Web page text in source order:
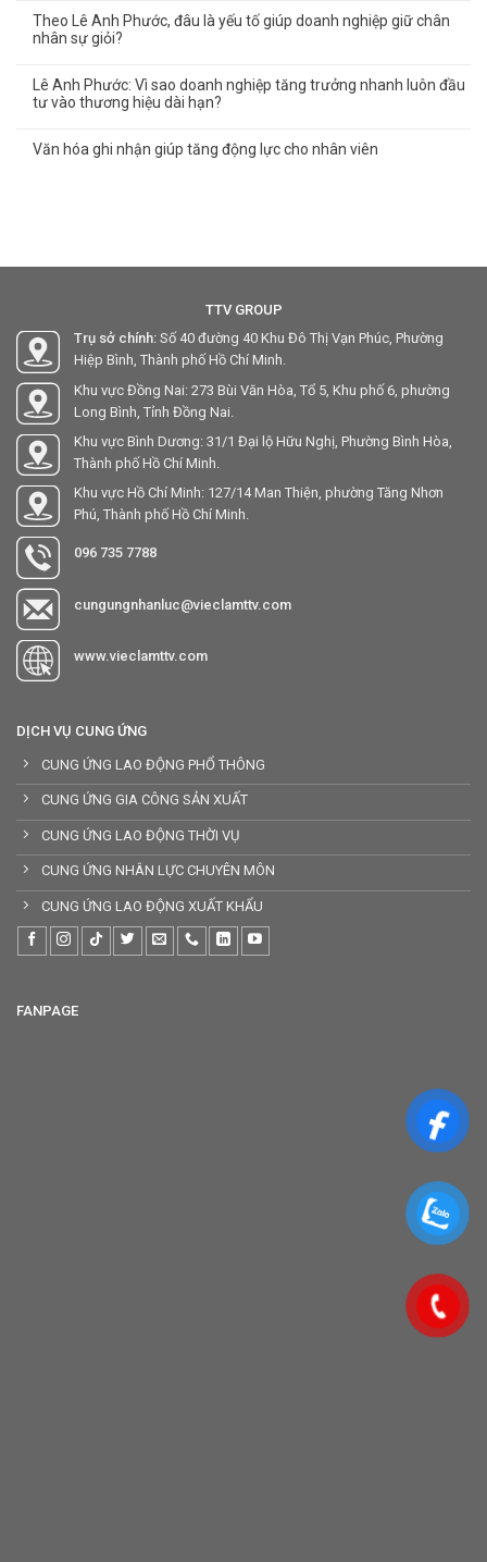
Theo Lê Anh Phước, đâu là yếu tố giúp doanh nghiệp giữ chân
nhân sự giỏi?
Lê Anh Phước: Vì sao doanh nghiệp tăng trưởng nhanh luôn đầu
tư vào thương hiệu dài hạn?
Văn hóa ghi nhận giúp tăng động lực cho nhân viên
TTV GROUP
Trụ sở chính: Số 40 đường 40 Khu Đô Thị Vạn Phúc, Phường
Hiệp Bình, Thành phố Hồ Chí Minh.
Khu vực Đồng Nai: 273 Bùi Văn Hòa, Tổ 5, Khu phố 6, phường
Long Bình, Tỉnh Đồng Nai.
Khu vực Bình Dương: 31/1 Đại lộ Hữu Nghị, Phường Bình Hòa,
Thành phố Hồ Chí Minh.
Khu vực Hồ Chí Minh: 127/14 Man Thiện, phường Tăng Nhơn
Phú, Thành phố Hồ Chí Minh.
096 735 7788
cungungnhanluc@vieclamttv.com
www.vieclamttv.com
DỊCH VỤ CUNG ỨNG
CUNG ỨNG LAO ĐỘNG PHỔ THÔNG
CUNG ỨNG GIA CÔNG SẢN XUẤT
CUNG ỨNG LAO ĐỘNG THỜI VỤ
CUNG ỨNG NHÂN LỰC CHUYÊN MÔN
CUNG ỨNG LAO ĐỘNG XUẤT KHẨU
FANPAGE